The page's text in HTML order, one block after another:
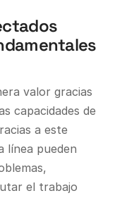
valor gracias
capacidades de
a este
línea pueden
el trabajo